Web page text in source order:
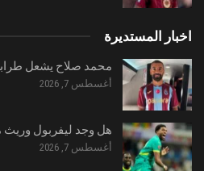
اخبار المستديرة
محمد صلاح يشعل
أغسطس 7, 2026
هل وجد ليفربول وريث
أغسطس 7, 2026